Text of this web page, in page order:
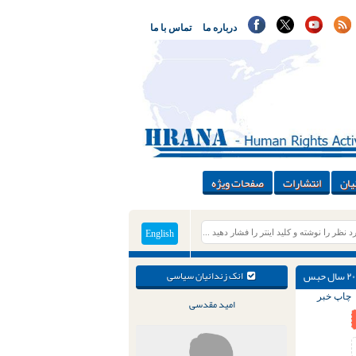
تماس با ما درباره ما
انتشارات صفحات ویژه
English
انک زندانیان سیاسی
امید مقدسی
> دادگاه تجدیدنظر؛ مهوش ثابت و فریبا کمال آبادی به ۲۰ سال حبس
چاپ خبر